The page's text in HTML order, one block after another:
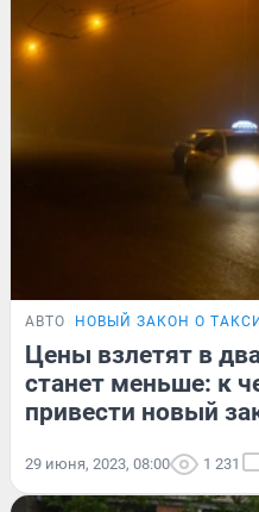
АВТО НОВЫЙ ЗАКОН О
Цены взлетят в
станет меньше: к
привести новый
29 июня, 2023, 08:00 1 231